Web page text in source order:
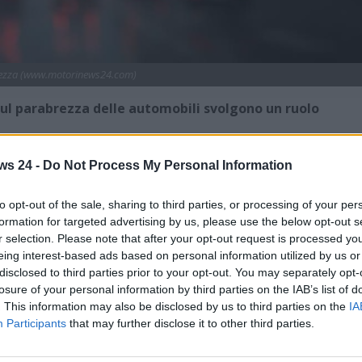
24 - Do Not Process My Personal Information
opt-out of the sale, sharing to third parties, or processing of your
for targeted advertising by us, please use the below opt-out
selection. Please note that after your opt-out request is processed
interest-based ads based on personal information utilized by us
to third parties prior to your opt-out. You may separately
of your personal information by third parties on the IAB’s list of
This information may also be disclosed by us to third parties on the
Participants that may further disclose it to other third parties.
parabrezza delle automobili svolgono un ruolo
parabrezzadelle automobili svolgono un ruolo
dettagli, presenti nella parte superiore del vetro,
alla sicurezza e alla funzionalità del veicolo,
insieme il motivo per cui sono presenti e quali altre
poco conosciute.
dei puntini neri sul
elemento decorativo, bensì un componente